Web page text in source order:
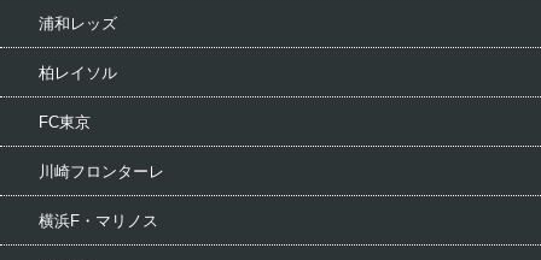
浦和レッズ
柏レイソル
FC東京
川崎フロンターレ
横浜F・マリノス